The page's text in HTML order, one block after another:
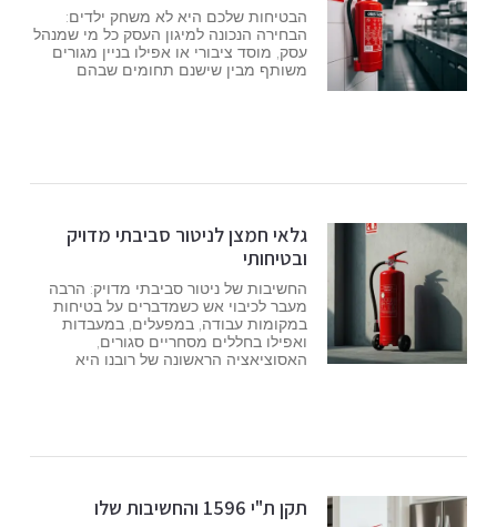
הבטיחות שלכם היא לא משחק ילדים:
הבחירה הנכונה למיגון העסק כל מי שמנהל
עסק, מוסד ציבורי או אפילו בניין מגורים
משותף מבין שישנם תחומים שבהם
גלאי חמצן לניטור סביבתי מדויק
ובטיחותי
החשיבות של ניטור סביבתי מדויק: הרבה
מעבר לכיבוי אש כשמדברים על בטיחות
במקומות עבודה, במפעלים, במעבדות
ואפילו בחללים מסחריים סגורים,
האסוציאציה הראשונה של רובנו היא
תקן ת"י 1596 והחשיבות שלו